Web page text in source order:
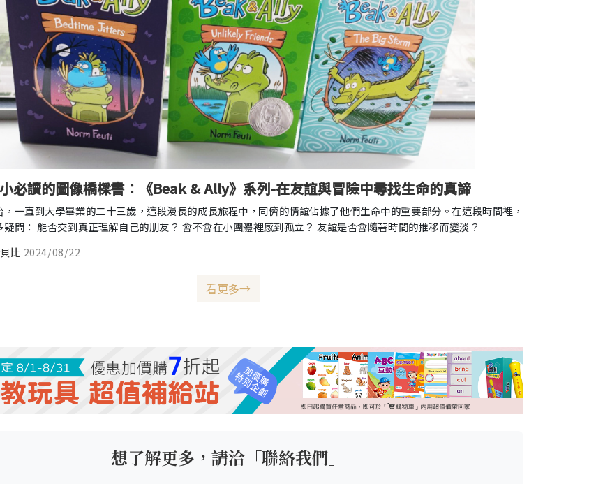
必讀的圖像橋樑書：《Beak & Ally》系列-在友誼與冒險中尋找生命的真諦
，一直到大學畢業的二十三歲，這段漫長的成長旅程中，同儕的情誼佔據了他們生命中的重要部分。在這段時間裡，
問： 能否交到真正理解自己的朋友？ 會不會在小團體裡感到孤立？ 友誼是否會隨著時間的推移而變淡？
比 2024/08/22
看更多→
想了解更多，請洽「聯絡我們」